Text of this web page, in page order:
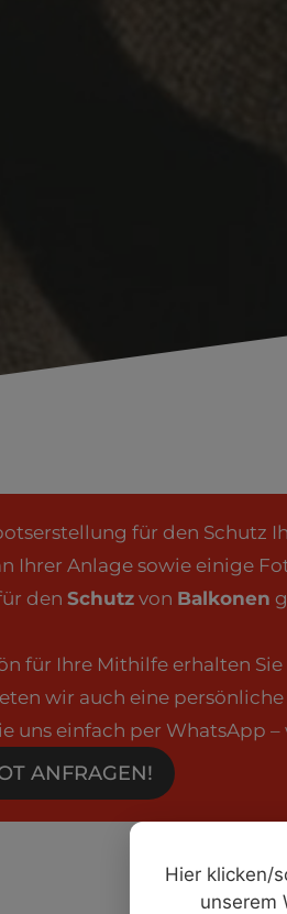
für den Schutz
Ihrer Anlage sowie einige
den Schutzvon Balkonen
für Ihre Mithilfe erhalten Sie
wir auch eine
uns einfach per WhatsApp
ANFRAGEN!
Hier klicken/
unserem